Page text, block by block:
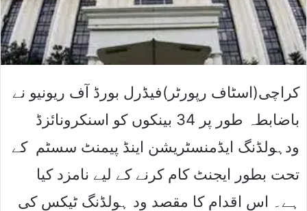
کراچی(اسٹاف رپورٹر)فیڈرل بورڈ آف ریونیو نے
باضابطہ طور پر 34 بینکوں کو اسنکرونائزڈ
ودہولڈنگ ایڈمنسٹریشن اینڈ پیمنٹ سسٹم کے
تحت بطور ایجنٹ کام کرنے کے لیے نامزد کیا
ہے۔ اس اقدام کا مقصد ود ہولڈنگ ٹیکس کی